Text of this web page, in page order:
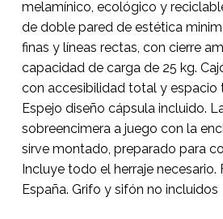
melamínico, ecológico y
de doble pared de estética
finas y líneas rectas, con cierre
capacidad de carga de 25 kg.
con accesibilidad total y espacio
Espejo diseño cápsula incluido.
sobreencimera a juego con la
sirve montado, preparado para
Incluye todo el herraje necesario.
España. Grifo y sifón no incluidos